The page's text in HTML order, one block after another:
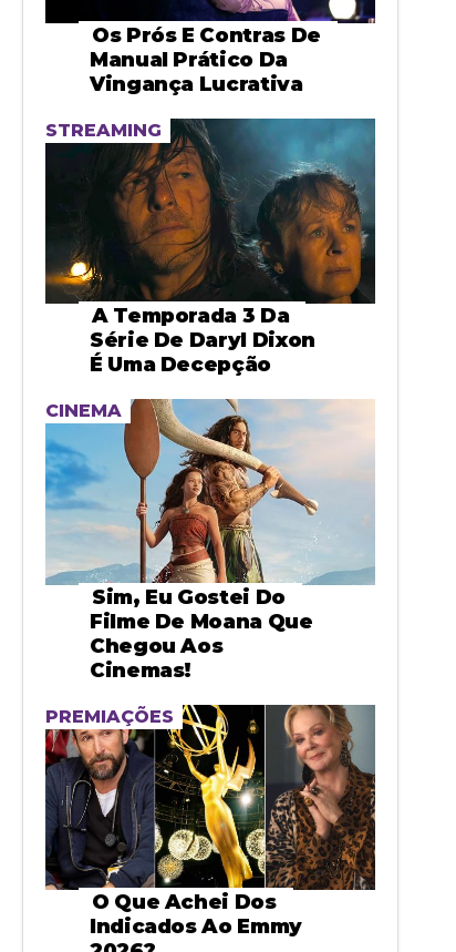
Os Prós E Contras De
Manual Prático Da
Vingança Lucrativa
STREAMING
A Temporada 3 Da
Série De Daryl Dixon
É Uma Decepção
CINEMA
Sim, Eu Gostei Do
Filme De Moana Que
Chegou Aos
Cinemas!
PREMIAÇÕES
O Que Achei Dos
Indicados Ao Emmy